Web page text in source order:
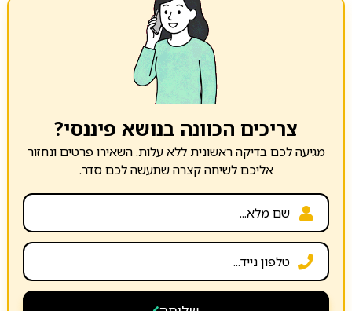
צריכים הכוונה בנושא פיננסי?
מגיעה לכם בדיקה ראשונית ללא עלות. השאירו פרטים ונחזור
אליכם לשיחה קצרה שתעשה לכם סדר.